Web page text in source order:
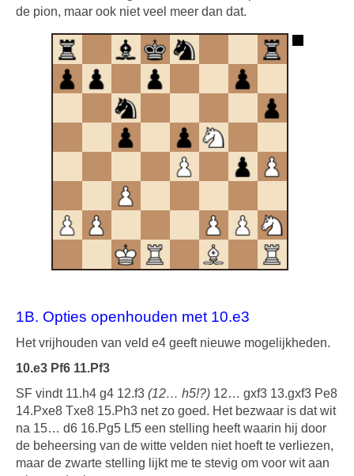
de pion, maar ook niet veel meer dan dat.
1B. Opties openhouden met 10.e3
Het vrijhouden van veld e4 geeft nieuwe mogelijkheden.
10.e3 Pf6 11.Pf3
SF vindt 11.h4 g4 12.f3 (12… h5!?) 12… gxf3 13.gxf3 Pe8
14.Pxe8 Txe8 15.Ph3 net zo goed. Het bezwaar is dat wit
na 15… d6 16.Pg5 Lf5 een stelling heeft waarin hij door
de beheersing van de witte velden niet hoeft te verliezen,
maar de zwarte stelling lijkt me te stevig om voor wit aan